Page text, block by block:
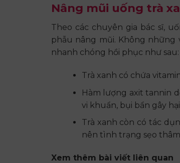
Nâng mũi uống trà
Theo các chuyên gia bác sĩ,
phẫu nâng mũi. Không
nhanh chóng hồi phục như sau:
Trà xanh có chứa
Hàm lượng axit tannin
vi khuẩn, bụi bẩn gây
Trà xanh còn có tác
nên tình trạng sẹo
Xem thêm bài viết liên quan